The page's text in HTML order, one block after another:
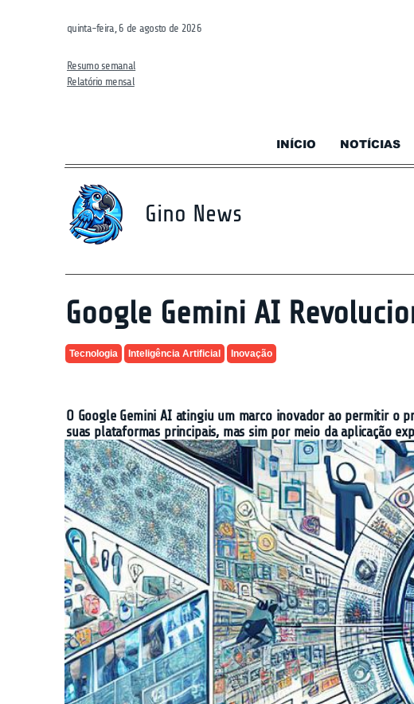
quinta-feira, 6 de agosto de 2026
Resumo semanal
Relatório mensal
INÍCIO NOTÍCIAS
Gino News
Google Gemini AI
Tecnologia Inteligência Artificial Inovação
O Google Gemini AI atingiu um marco inovador ao permitir o
suas plataformas principais, mas sim por meio da aplicação